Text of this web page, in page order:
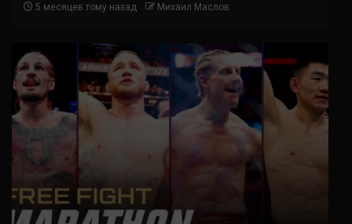
5 месяцев тому назад Михаил Маслов